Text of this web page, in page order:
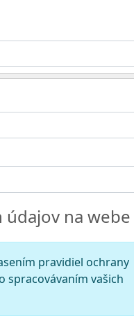
údajov na webe
pravidiel ochrany
spracovávaním vašich